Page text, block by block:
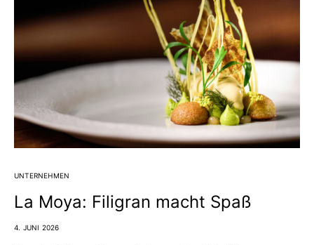
UNTERNEHMEN
La Moya: Filigran macht Spaß
4. JUNI 2026